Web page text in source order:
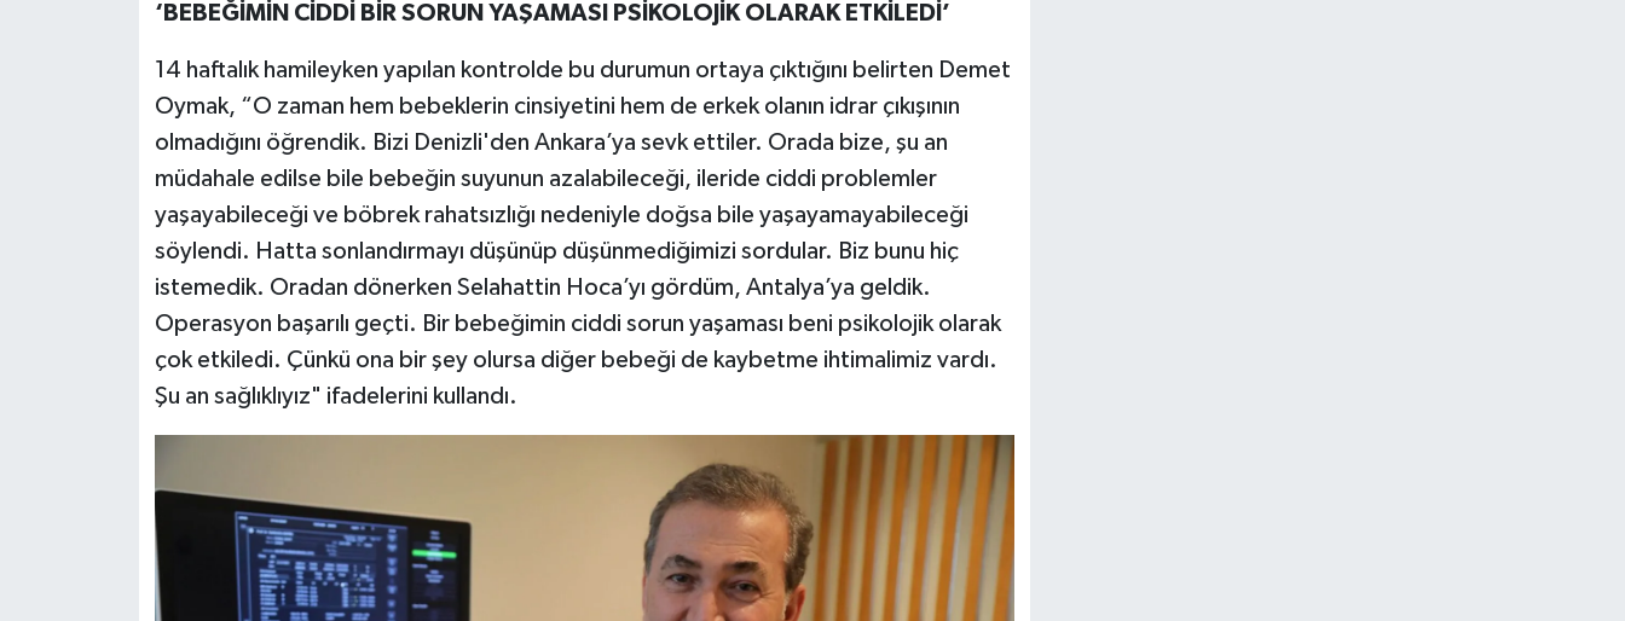
‘BEBEĞİMİN CİDDİ BİR SORUN YAŞAMASI PSİKOLOJİK OLARAK ETKİLEDİ’
14 haftalık hamileyken yapılan kontrolde bu durumun ortaya çıktığını belirten Demet
Oymak, “O zaman hem bebeklerin cinsiyetini hem de erkek olanın idrar çıkışının
olmadığını öğrendik. Bizi Denizli'den Ankara’ya sevk ettiler. Orada bize, şu an
müdahale edilse bile bebeğin suyunun azalabileceği, ileride ciddi problemler
yaşayabileceği ve böbrek rahatsızlığı nedeniyle doğsa bile yaşayamayabileceği
söylendi. Hatta sonlandırmayı düşünüp düşünmediğimizi sordular. Biz bunu hiç
istemedik. Oradan dönerken Selahattin Hoca’yı gördüm, Antalya’ya geldik.
Operasyon başarılı geçti. Bir bebeğimin ciddi sorun yaşaması beni psikolojik olarak
çok etkiledi. Çünkü ona bir şey olursa diğer bebeği de kaybetme ihtimalimiz vardı.
Şu an sağlıklıyız" ifadelerini kullandı.